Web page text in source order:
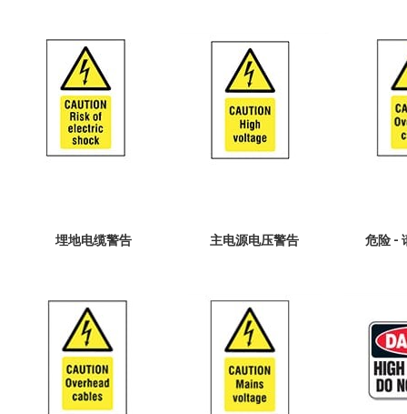
埋地电缆警告 主电源电压警告 危险 -